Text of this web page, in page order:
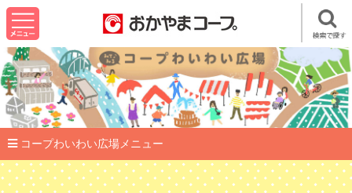
コープわいわい広場メニュー